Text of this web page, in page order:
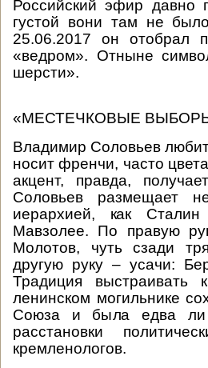
Российский эфир давно
густой вони там не
25.06.2017 он отобрал
«ведром». Отныне
шерсти».
«МЕСТЕЧКОВЫЕ
Владимир Соловьев
носит френчи, часто
акцент, правда,
Соловьев размещает
иерархией, как
Мавзолее. По правую
Молотов, чуть сзади
другую руку – усачи:
Традиция выстраивать
ленинском могильнике
Союза и была едва ли
расстановки
кремленологов.